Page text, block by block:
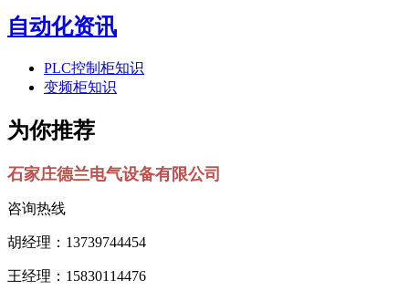
自动化资讯
PLC控制柜知识
变频柜知识
为你推荐
石家庄德兰电气设备有限公司
咨询热线
胡经理：13739744454
王经理：15830114476